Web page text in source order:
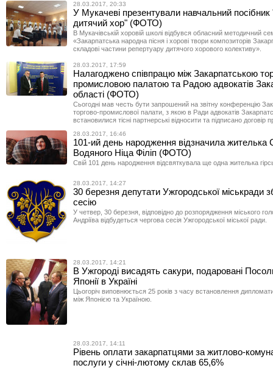
28.03.2017, 20:33
У Мукачеві презентували навчальний посібник
дитячий хор" (ФОТО)
В Мукачівській хоровій школі відбувся обласний методичний
«Закарпатська народна пісня і хорові твори композиторів
складові частини репертуару дитячого хорового колективу».
28.03.2017, 17:59
Налагоджено співпрацю між Закарпатською
промисловою палатою та Радою адвокатів
області (ФОТО)
Сьогодні мав честь бути запрошений на звітну конференцію
торгово-промислової палати, з якою в Ради адвокатів
встановилися тісні партнерські відносити та підписано договір
28.03.2017, 16:46
101-ий день народження відзначила жителька
Водяного Ніца Філіп (ФОТО)
Свій 101 день народження відсвяткувала ще одна жителька
28.03.2017, 14:27
30 березня депутати Ужгородської міськради
сесію
У четвер, 30 березня, відповідно до розпорядження міського
Андріїва відбудеться чергова сесія Ужгородської міської ради.
28.03.2017, 14:21
В Ужгороді висадять сакури, подаровані
Японії в Україні
Цьогоріч виповнюється 25 років з часу встановлення
між Японією та Україною.
28.03.2017, 14:11
Рівень оплати закарпатцями за житлово-
послуги у січні-лютому склав 65,6%